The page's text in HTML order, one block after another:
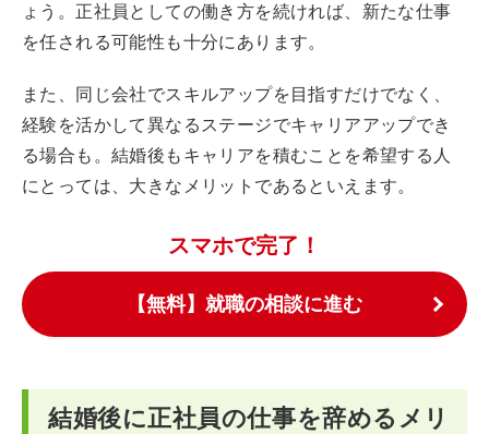
ょう。正社員としての働き方を続ければ、新たな仕事
を任される可能性も十分にあります。
また、同じ会社でスキルアップを目指すだけでなく、
経験を活かして異なるステージでキャリアアップでき
る場合も。結婚後もキャリアを積むことを希望する人
にとっては、大きなメリットであるといえます。
スマホで完了！
【無料】就職の相談に進む
結婚後に正社員の仕事を辞めるメリ